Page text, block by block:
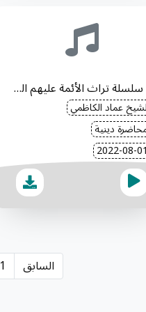
سلسلة تراث الأئمة عليهم السلام (2)
عماد الكاظمي
دينية
السابق 1